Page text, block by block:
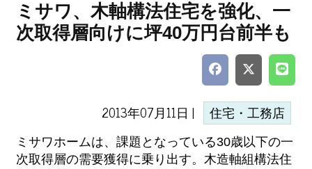
ミサワ、木軸構法住宅を強化、一
次取得層向けに坪40万円台前半も
2013年07月11日 | 住宅・工務店
ミサワホームは、課題となっている30歳以下の一
次取得層の需要獲得に乗り出す。木造軸組構法住